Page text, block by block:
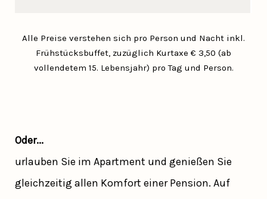
Alle Preise verstehen sich pro Person und Nacht inkl.
Frühstücksbuffet, zuzüglich Kurtaxe € 3,50 (ab
vollendetem 15. Lebensjahr) pro Tag und Person.
Oder...
urlauben Sie im Apartment und genießen Sie
gleichzeitig allen Komfort einer Pension. Auf